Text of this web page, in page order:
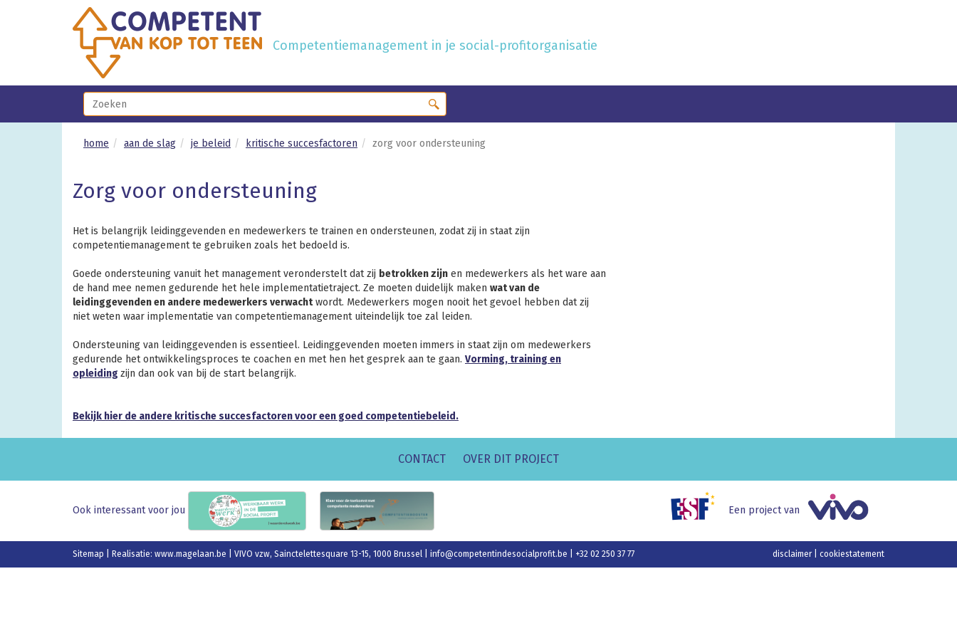
Competentiemanagement in je social-profitorganisatie
home aan de slag je beleid kritische succesfactoren zorg voor ondersteuning
Zorg voor ondersteuning
Het is belangrijk leidinggevenden en medewerkers te trainen en ondersteunen, zodat zij in staat zijn
competentiemanagement te gebruiken zoals het bedoeld is.
Goede ondersteuning vanuit het management veronderstelt dat zij betrokken zijn en medewerkers als het ware aan
de hand mee nemen gedurende het hele implementatietraject. Ze moeten duidelijk maken wat van de
leidinggevenden en andere medewerkers verwachtwordt. Medewerkers mogen nooit het gevoel hebben dat zij
niet weten waar implementatie van competentiemanagement uiteindelijk toe zal leiden.
Ondersteuning van leidinggevenden is essentieel. Leidinggevenden moeten immers in staat zijn om medewerkers
gedurende het ontwikkelingsproces te coachen en met hen het gesprek aan te gaan. Vorming, training en
opleiding zijn dan ook van bij de start belangrijk.
Bekijk hier de andere kritische succesfactoren voor een goed competentiebeleid.
CONTACT OVER DIT PROJECT
Ook interessant voor jou Een project van
Sitemap | Realisatie: www.magelaan.be | VIVO vzw, Sainctelettesquare 13-15, 1000 Brussel | info@competentindesocialprofit.be | +32 02 250 37 77 disclaimer cookiestatement